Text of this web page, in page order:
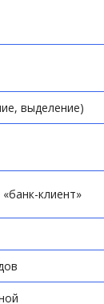
выделение)
клиент»